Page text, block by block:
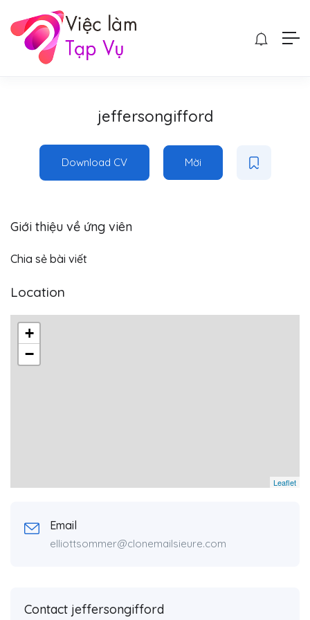
jeffersongifford
Download CV Mời
Giới thiệu về ứng viên
Chia sẻ bài viết
Location
+
−
Leaflet
Email
elliottsommer@clonemailsieure.com
Contact jeffersongifford